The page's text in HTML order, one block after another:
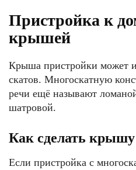
Пристройка к
крышей
Крыша пристройки может
скатов. Многоскатную
речи ещё называют
шатровой.
Как сделать
Если пристройка с